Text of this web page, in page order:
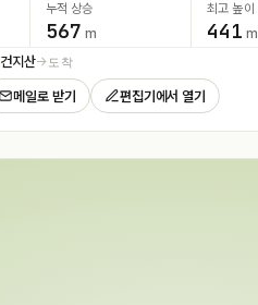
누적 상승
567 m
최고 높이
441 m
건지산→ 도착
메일로 받기 편집기에서 열기